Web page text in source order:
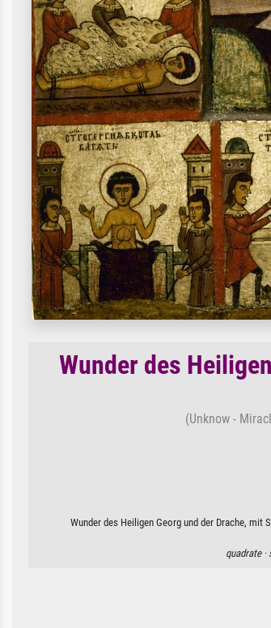
Wunder des
(Unknow -
Wunder des Heiligen Georg und der Drache, mit
quadrate ·